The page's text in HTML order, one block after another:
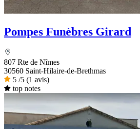
Pompes Funèbres Girard
807 Rte de Nîmes
30560 Saint-Hilaire-de-Brethmas
5 /5 (1 avis)
top notes